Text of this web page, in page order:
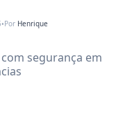
•Por Henrique